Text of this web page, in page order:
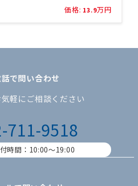
価格: 13.9万円
で問い合わせ
軽にご相談ください
711-9518
時間：10:00〜19:00